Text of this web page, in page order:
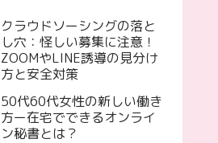
クラウドソーシングの落と
し穴：怪しい募集に注意！
ZOOMやLINE誘導の見分け
方と安全対策
50代60代女性の新しい働き
方ー在宅でできるオンライ
ン秘書とは？